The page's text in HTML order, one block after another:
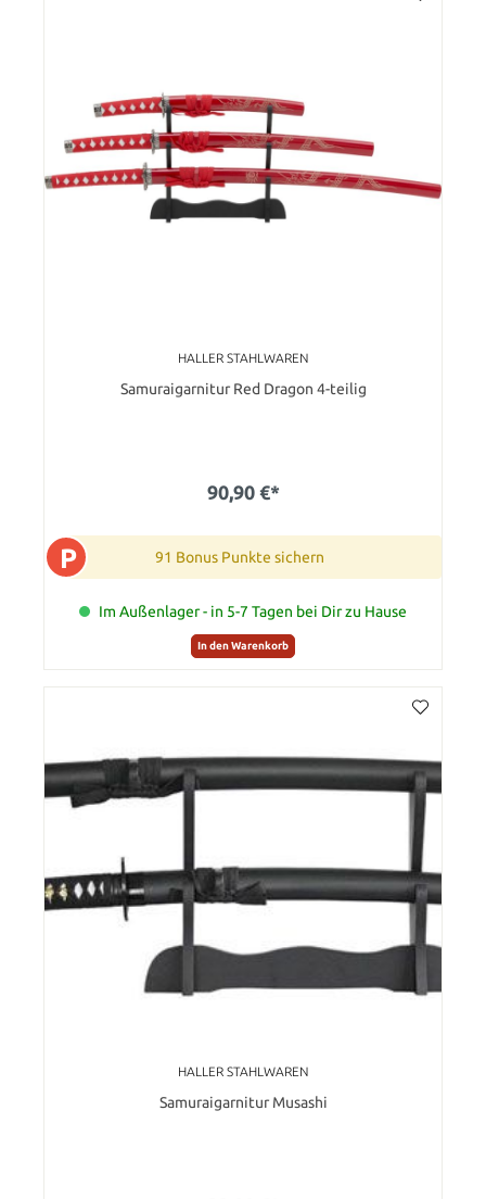
HALLER STAHLWAREN
Samuraigarnitur Red Dragon 4-teilig
90,90 €*
P 91 Bonus Punkte sichern
Im Außenlager - in 5-7 Tagen bei Dir zu Hause
In den Warenkorb
HALLER STAHLWAREN
Samuraigarnitur Musashi